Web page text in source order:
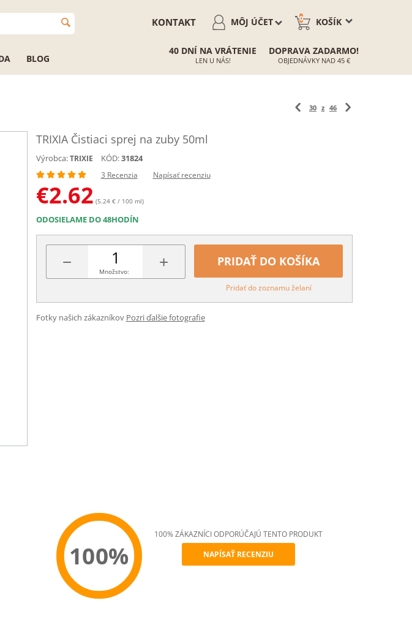
KOŠÍK
0
MÔJ ÚČET
KONTAKT
BLOG
40 DNÍ NA VRÁTENIE
LEN U NÁS!
DOPRAVA ZADARMO!
OBJEDNÁVKY NAD 45 €
30 z 46
TRIXIA Čistiaci sprej na zuby 50ml
Výrobca: TRIXIE KÓD:31824
3 Recenzia Napísať recenziu
€2.62 (5.24 € / 100 ml)
ODOSIELAME DO 48HODÍN
− +
Množstvo:
PRIDAŤ DO KOŠÍKA
Pridať do zoznamu želaní
Fotky našich zákazníkov Pozri ďalšie fotografie
100%
100% ZÁKAZNÍCI ODPORÚČAJÚ TENTO PRODUKT
NAPÍSAŤ RECENZIU